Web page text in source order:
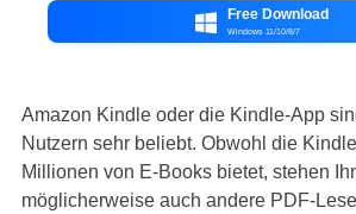
 Free Download
Windows 11/10/8/7
Amazon Kindle oder die Kindle-App
Nutzern sehr beliebt. Obwohl die
Millionen von E-Books bietet, stehen
möglicherweise auch andere PDF-